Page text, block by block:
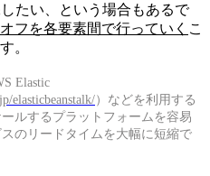
たい、という場合もあるで
フを各要素間で行っていく こ
。
Elastic
elasticbeanstalk/）などを利用する
ルするプラットフォームを容易
のリードタイムを大幅に短縮で